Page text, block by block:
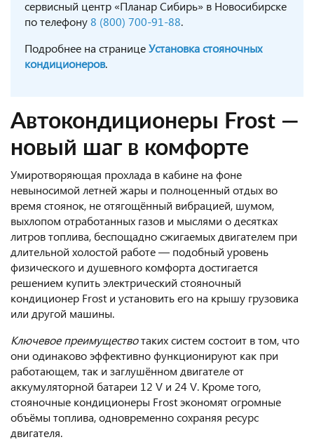
сервисный центр «Планар Сибирь» в Новосибирске
по телефону8 (800) 700-91-88.
Подробнее на страницеУстановка стояночных
кондиционеров.
Автокондиционеры Frost —
новый шаг в комфорте
Умиротворяющая прохлада в кабине на фоне
невыносимой летней жары и полноценный отдых во
время стоянок, не отягощённый вибрацией, шумом,
выхлопом отработанных газов и мыслями о десятках
литров топлива, беспощадно сжигаемых двигателем при
длительной холостой работе — подобный уровень
физического и душевного комфорта достигается
решением купить электрический стояночный
кондиционер Frost и установить его на крышу грузовика
или другой машины.
Ключевое преимуществотаких систем состоит в том, что
они одинаково эффективно функционируют как при
работающем, так и заглушённом двигателе от
аккумуляторной батареи 12 V и 24 V. Кроме того,
стояночные кондиционеры Frost экономят огромные
объёмы топлива, одновременно сохраняя ресурс
двигателя.